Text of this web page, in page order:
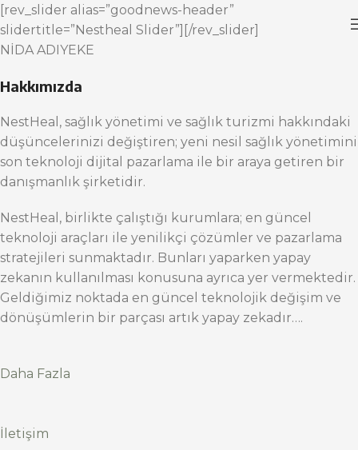
[rev_slider alias=”goodnews-header”
slidertitle=”Nestheal Slider”][/rev_slider]
NİDA ADIYEKE
Hakkımızda
NestHeal, sağlık yönetimi ve sağlık turizmi hakkındaki
düşüncelerinizi değiştiren; yeni nesil sağlık yönetimini
son teknoloji dijital pazarlama ile bir araya getiren bir
danışmanlık şirketidir.
NestHeal, birlikte çalıştığı kurumlara; en güncel
teknoloji araçları ile yenilikçi çözümler ve pazarlama
stratejileri sunmaktadır. Bunları yaparken yapay
zekanın kullanılması konusuna ayrıca yer vermektedir.
Geldiğimiz noktada en güncel teknolojik değişim ve
dönüşümlerin bir parçası artık yapay zekadır….
Daha Fazla
İletişim